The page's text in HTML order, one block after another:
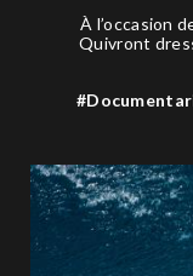
À l’occasion
Quivront